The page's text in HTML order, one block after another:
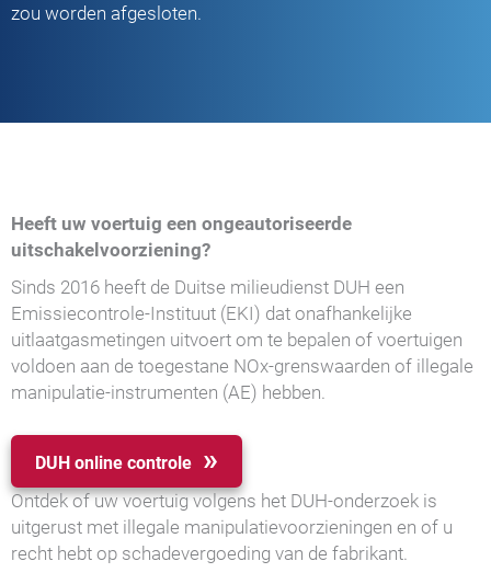
zou worden afgesloten.
Heeft uw voertuig een ongeautoriseerde
uitschakelvoorziening?
Sinds 2016 heeft de Duitse milieudienst DUH een
Emissiecontrole-Instituut (EKI) dat onafhankelijke
uitlaatgasmetingen uitvoert om te bepalen of voertuigen
voldoen aan de toegestane NOx-grenswaarden of illegale
manipulatie-instrumenten (AE) hebben.
DUH online controle
Ontdek of uw voertuig volgens het DUH-onderzoek is
uitgerust met illegale manipulatievoorzieningen en of u
recht hebt op schadevergoeding van de fabrikant.